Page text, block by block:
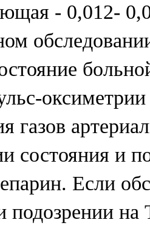
- 0,012-
оксиметрии
газов
состояния и
Если
подозрении